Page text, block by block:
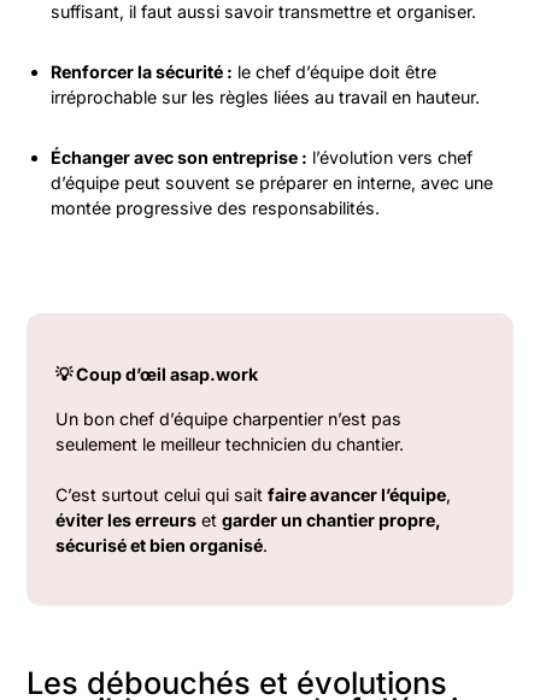
suffisant, il faut aussi savoir transmettre et organiser.
Renforcer la sécurité : le chef d’équipe doit être
irréprochable sur les règles liées au travail en hauteur.
Échanger avec son entreprise : l’évolution vers chef
d’équipe peut souvent se préparer en interne, avec une
montée progressive des responsabilités.
💡 Coup d’œil asap.work
Un bon chef d’équipe charpentier n’est pas
seulement le meilleur technicien du chantier.
C’est surtout celui qui saitfaire avancer l’équipe,
éviter les erreurs etgarder un chantier propre,
sécurisé et bien organisé.
Les débouchés et évolutions